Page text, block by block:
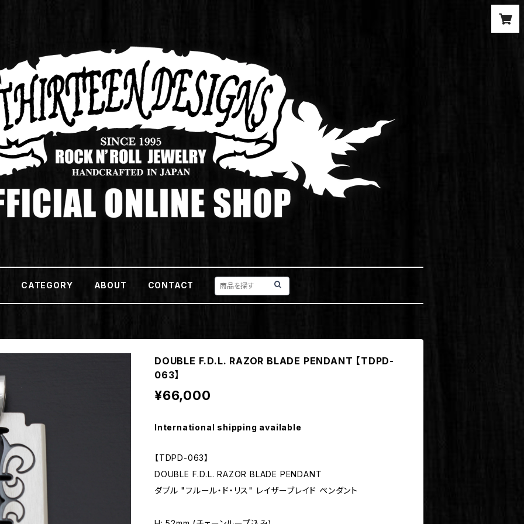
CATEGORY ABOUT CONTACT
DOUBLE F.D.L. RAZOR BLADE PENDANT 【TDPD-
063】
¥66,000
International shipping available
【TDPD-063】
DOUBLE F.D.L. RAZOR BLADE PENDANT
ダブル "フルール・ド・リス" レイザーブレイド ペンダント